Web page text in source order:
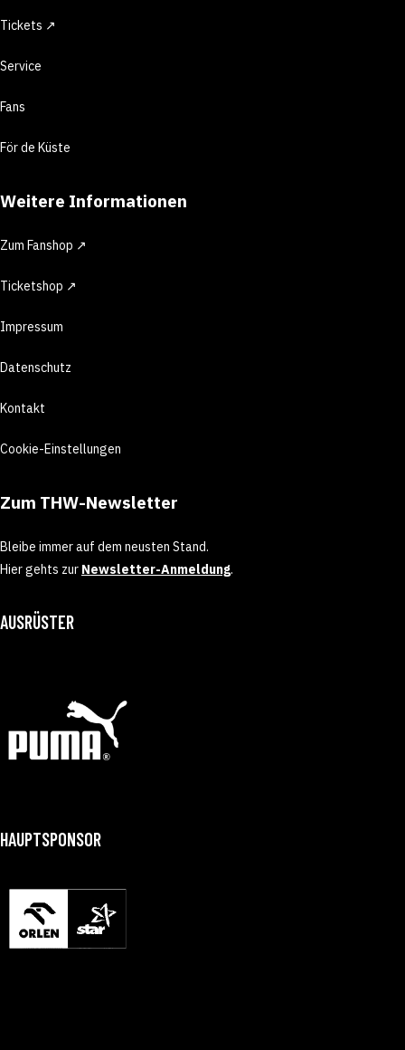
Tickets ↗
Service
Fans
För de Küste
Weitere Informationen
Zum Fanshop ↗
Ticketshop ↗
Impressum
Datenschutz
Kontakt
Cookie-Einstellungen
Zum THW-Newsletter
Bleibe immer auf dem neusten Stand.
Hier gehts zur Newsletter-Anmeldung.
AUSRÜSTER
HAUPTSPONSOR